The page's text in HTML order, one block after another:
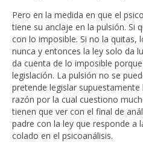
Pero en la medida en que el
tiene su anclaje en la pulsión. Si
con lo imposible. Si no la quitas,
nunca y entonces la ley solo da
da cuenta de lo imposible
legislación. La pulsión no se
pretende legislar supuestamente
razón por la cual cuestiono
tienen que ver con el final de
padre con la ley que responde a
colado en el psicoanálisis.